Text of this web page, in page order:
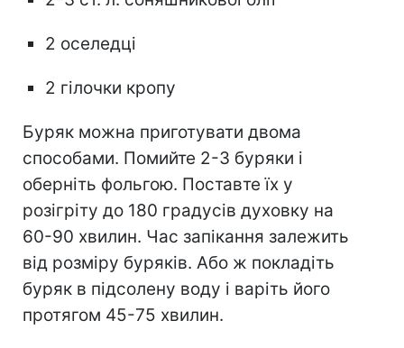
2 оселедці
2 гілочки кропу
Буряк можна приготувати двома
способами. Помийте 2-3 буряки і
оберніть фольгою. Поставте їх у
розігріту до 180 градусів духовку на
60-90 хвилин. Час запікання залежить
від розміру буряків. Або ж покладіть
буряк в підсолену воду і варіть його
протягом 45-75 хвилин.